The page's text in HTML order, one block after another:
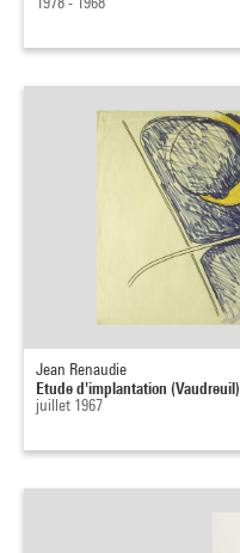
Jean Renaudie
Etude d'implantation (Vaudreuil)
juillet 1967